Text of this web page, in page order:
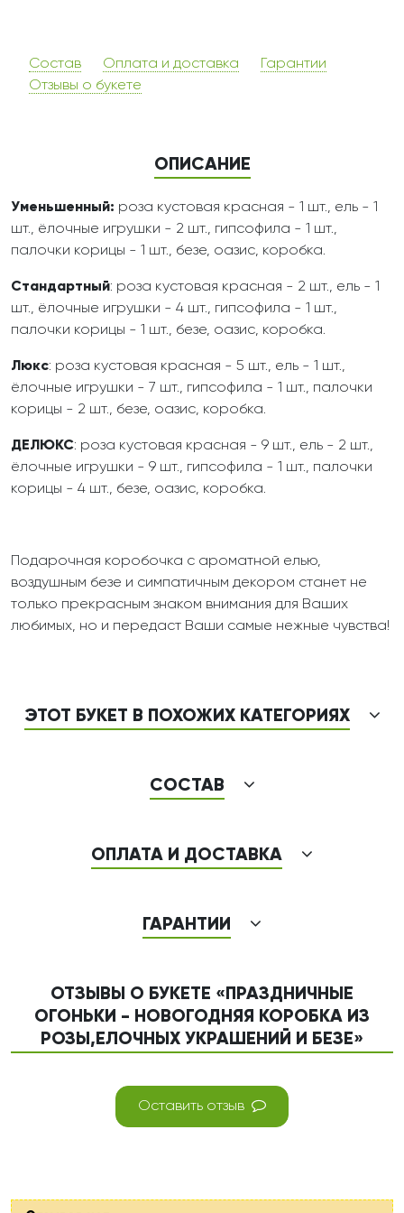
Состав Оплата и доставка
Гарантии
Отзывы о букете
ОПИСАНИЕ
Уменьшенный: роза кустовая красная - 1 шт., ель - 1
шт., ёлочные игрушки - 2 шт., гипсофила - 1 шт.,
палочки корицы - 1 шт., безе, оазис, коробка.
Стандартный: роза кустовая красная - 2 шт., ель - 1
шт., ёлочные игрушки - 4 шт., гипсофила - 1 шт.,
палочки корицы - 1 шт., безе, оазис, коробка.
Люкс: роза кустовая красная - 5 шт., ель - 1 шт.,
ёлочные игрушки - 7 шт., гипсофила - 1 шт., палочки
корицы - 2 шт., безе, оазис, коробка.
ДЕЛЮКС: роза кустовая красная - 9 шт., ель - 2 шт.,
ёлочные игрушки - 9 шт., гипсофила - 1 шт., палочки
корицы - 4 шт., безе, оазис, коробка.
Подарочная коробочка с ароматной елью,
воздушным безе и симпатичным декором станет не
только прекрасным знаком внимания для Ваших
любимых, но и передаст Ваши самые нежные чувства!
ЭТОТ БУКЕТ В ПОХОЖИХ КАТЕГОРИЯХ
СОСТАВ
ОПЛАТА И ДОСТАВКА
ГАРАНТИИ
ОТЗЫВЫ О БУКЕТЕ «ПРАЗДНИЧНЫЕ
ОГОНЬКИ - НОВОГОДНЯЯ КОРОБКА ИЗ
РОЗЫ,ЕЛОЧНЫХ УКРАШЕНИЙ И БЕЗЕ»
Оставить отзыв